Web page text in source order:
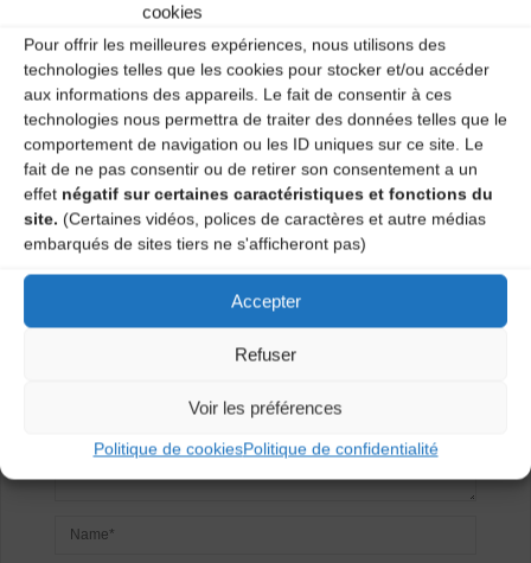
cookies
Pour offrir les meilleures expériences, nous utilisons des
technologies telles que les cookies pour stocker et/ou accéder
aux informations des appareils. Le fait de consentir à ces
technologies nous permettra de traiter des données telles que le
comportement de navigation ou les ID uniques sur ce site. Le
fait de ne pas consentir ou de retirer son consentement a un
effet négatif sur certaines caractéristiques et fonctions du
site. (Certaines vidéos, polices de caractères et autre médias
embarqués de sites tiers ne s'afficheront pas)
Accepter
Refuser
Voir les préférences
Politique de cookiesPolitique de confidentialité
Salle polyvalente de Vorey sur Arzon
Laisser un
commentaire
obligatoires sont indiqués avec*